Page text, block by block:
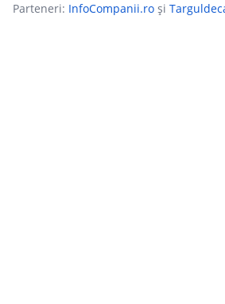
Parteneri: InfoCompanii.ro și